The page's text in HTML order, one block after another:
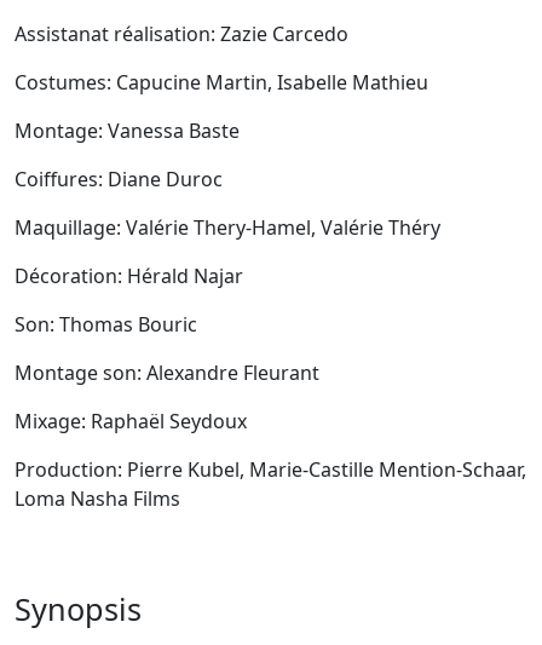
Assistanat réalisation: Zazie Carcedo
Costumes: Capucine Martin, Isabelle Mathieu
Montage: Vanessa Baste
Coiffures: Diane Duroc
Maquillage: Valérie Thery-Hamel, Valérie Théry
Décoration: Hérald Najar
Son: Thomas Bouric
Montage son: Alexandre Fleurant
Mixage: Raphaël Seydoux
Production: Pierre Kubel, Marie-Castille Mention-Schaar,
Loma Nasha Films
Synopsis